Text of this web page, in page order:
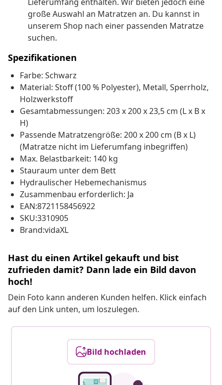
große Auswahl an Matratzen an. Du kannst in
unserem Shop nach einer passenden Matratze
suchen.
Spezifikationen
Farbe: Schwarz
Material: Stoff (100 % Polyester), Metall, Sperrholz,
Holzwerkstoff
Gesamtabmessungen: 203 x 200 x 23,5 cm (L x B x
H)
Passende Matratzengröße: 200 x 200 cm (B x L)
(Matratze nicht im Lieferumfang inbegriffen)
Max. Belastbarkeit: 140 kg
Stauraum unter dem Bett
Hydraulischer Hebemechanismus
Zusammenbau erforderlich: Ja
EAN:8721158456922
SKU:3310905
Brand:vidaXL
Hast du einen Artikel gekauft und bist
zufrieden damit? Dann lade ein Bild davon
hoch!
Dein Foto kann anderen Kunden helfen. Klick einfach
auf den Link unten, um loszulegen.
Bild hochladen